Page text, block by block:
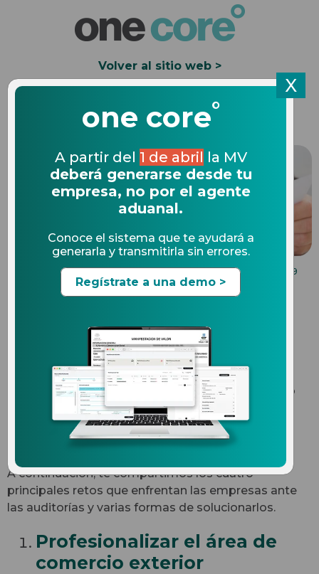
Volver al sitio web >
Solicita una Demo
AUDITORIAS 05.09.2019
Retos para las empresas en
Cuando una empresa no se encuentra preparada
para realizar una auditoría de comercio exterior, lo
más probable es que termine pagando enormes
cantidades en multas por descuidos que se
pudieron haber evitado.
A continuación, te compartimos los cuatro
principales retos que enfrentan las empresas ante
las auditorías y varias formas de solucionarlos.
Profesionalizar el área de
comercio exterior
X
one core°
A partir del 1 de abril la MV
deberá generarse desde tu
empresa, no por el agente
aduanal.
Conoce el sistema que te ayudará a
generarla y transmitirla sin errores.
Regístrate a una demo >